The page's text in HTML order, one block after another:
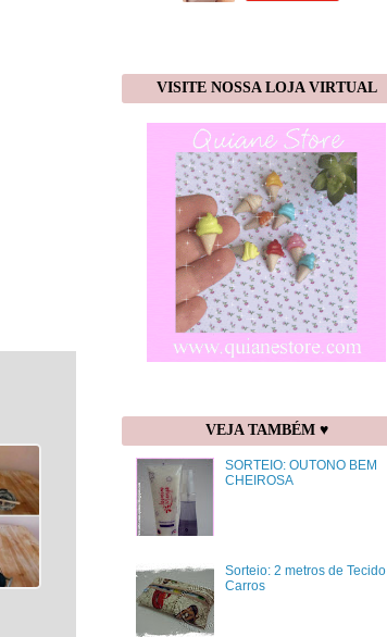
VISITE NOSSA LOJA VIRTUAL
VEJA TAMBÉM ♥
SORTEIO: OUTONO BEM
CHEIROSA
Sorteio: 2 metros de Tecido
Carros